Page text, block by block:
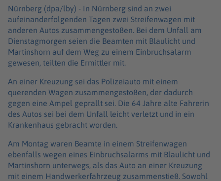
Nürnberg (dpa/lby) - In Nürnberg sind an zwei
aufeinanderfolgenden Tagen zwei Streifenwagen mit
anderen Autos zusammengestoßen. Bei dem Unfall am
Dienstagmorgen seien die Beamten mit Blaulicht und
Martinshorn auf dem Weg zu einem Einbruchsalarm
gewesen, teilten die Ermittler mit.
An einer Kreuzung sei das Polizeiauto mit einem
querenden Wagen zusammengestoßen, der dadurch
gegen eine Ampel geprallt sei. Die 64 Jahre alte Fahrerin
des Autos sei bei dem Unfall leicht verletzt und in ein
Krankenhaus gebracht worden.
Am Montag waren Beamte in einem Streifenwagen
ebenfalls wegen eines Einbruchsalarms mit Blaulicht und
Martinshorn unterwegs, als das Auto an einer Kreuzung
mit einem Handwerkerfahrzeug zusammenstieß. Sowohl